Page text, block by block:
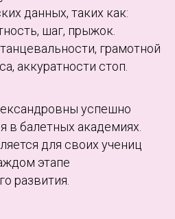
данных, таких как:
шаг, прыжок.
грамотной
аккуратности стоп.
успешно
в балетных академиях.
для своих учениц
этапе
развития.